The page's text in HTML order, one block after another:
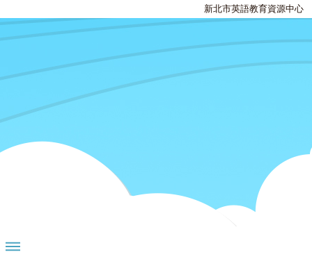
新北市英語教育資源中心